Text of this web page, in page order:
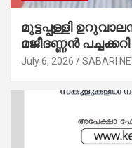
മുട്ടപ്പള്ളി
മജീദണ്ണൻ
July 6, 2026 SABARI